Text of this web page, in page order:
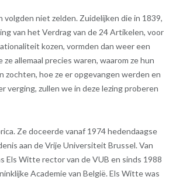
niet zelden. Zuidelijken die in 1839,
van het Verdrag van de 24 Artikelen, voor
kozen, vormden dan weer een
ze allemaal precies waren, waarom ze hun
zochten, hoe ze er opgevangen werden en
verging, zullen we in deze lezing proberen
Ze doceerde vanaf 1974 hedendaagse
aan de Vrije Universiteit Brussel. Van
Els Witte rector van de VUB en sinds 1988
Academie van België. Els Witte was